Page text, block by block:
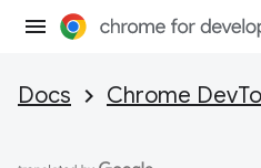
Docs Chrome